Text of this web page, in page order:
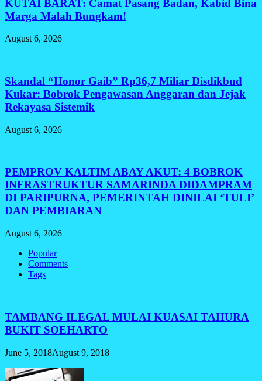
KUTAI BARAT: Camat Pasang Badan, Kabid Bina
Marga Malah Bungkam!
August 6, 2026
Skandal “Honor Gaib” Rp36,7 Miliar Disdikbud
Kukar: Bobrok Pengawasan Anggaran dan Jejak
Rekayasa Sistemik
August 6, 2026
PEMPROV KALTIM ABAY AKUT: 4 BOBROK
INFRASTRUKTUR SAMARINDA DIDAMPRAM
DI PARIPURNA, PEMERINTAH DINILAI ‘TULI’
DAN PEMBIARAN
August 6, 2026
Popular
Comments
Tags
TAMBANG ILEGAL MULAI KUASAI TAHURA
BUKIT SOEHARTO
June 5, 2018August 9, 2018